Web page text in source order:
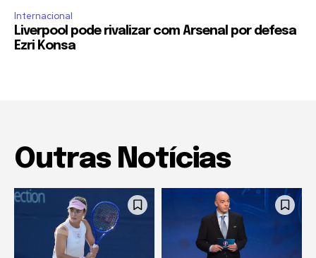
Internacional
Liverpool pode rivalizar com Arsenal por defesa
Ezri Konsa
Outras Notícias